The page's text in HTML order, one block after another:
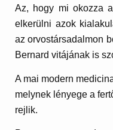
Az, hogy mi okozza
elkerülni azok
az orvostársadalmon
Bernard vitájának is
A mai modern
melynek lényege a
rejlik.